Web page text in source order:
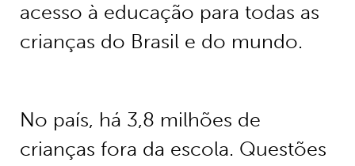
acesso à educação para todas as
crianças do Brasil e do mundo.
No país, há 3,8 milhões de
crianças fora da escola. Questões